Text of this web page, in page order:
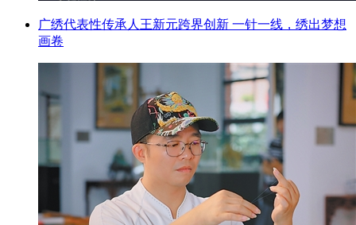
广绣代表性传承人王新元跨界创新 一针一线，绣出梦想
画卷